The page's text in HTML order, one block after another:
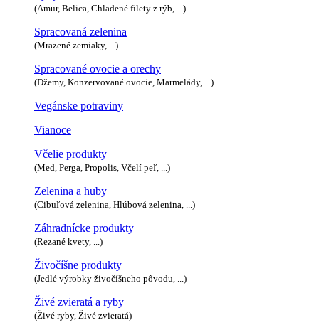
(Amur, Belica, Chladené filety z rýb, ...)
Spracovaná zelenina
(Mrazené zemiaky, ...)
Spracované ovocie a orechy
(Džemy, Konzervované ovocie, Marmelády, ...)
Vegánske potraviny
Vianoce
Včelie produkty
(Med, Perga, Propolis, Včelí peľ, ...)
Zelenina a huby
(Cibuľová zelenina, Hlúbová zelenina, ...)
Záhradnícke produkty
(Rezané kvety, ...)
Živočíšne produkty
(Jedlé výrobky živočíšneho pôvodu, ...)
Živé zvieratá a ryby
(Živé ryby, Živé zvieratá)